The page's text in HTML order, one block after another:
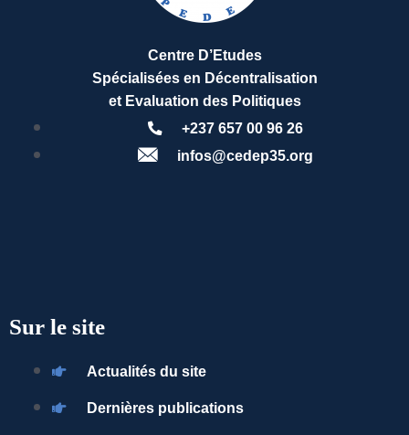
Centre D’Etudes
Spécialisées en Décentralisation
et Evaluation des Politiques
+237 657 00 96 26
infos@cedep35.org
Sur le site
Actualités du site
Dernières publications